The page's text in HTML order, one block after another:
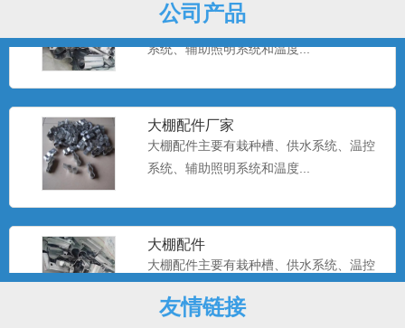
公司产品
大棚配件主要有栽种槽、供水系统、温控
系统、辅助照明系统和温度...
大棚配件厂家
大棚配件主要有栽种槽、供水系统、温控
系统、辅助照明系统和温度...
大棚配件
大棚配件主要有栽种槽、供水系统、温控
系统、辅助照明系统和温度...
友情链接